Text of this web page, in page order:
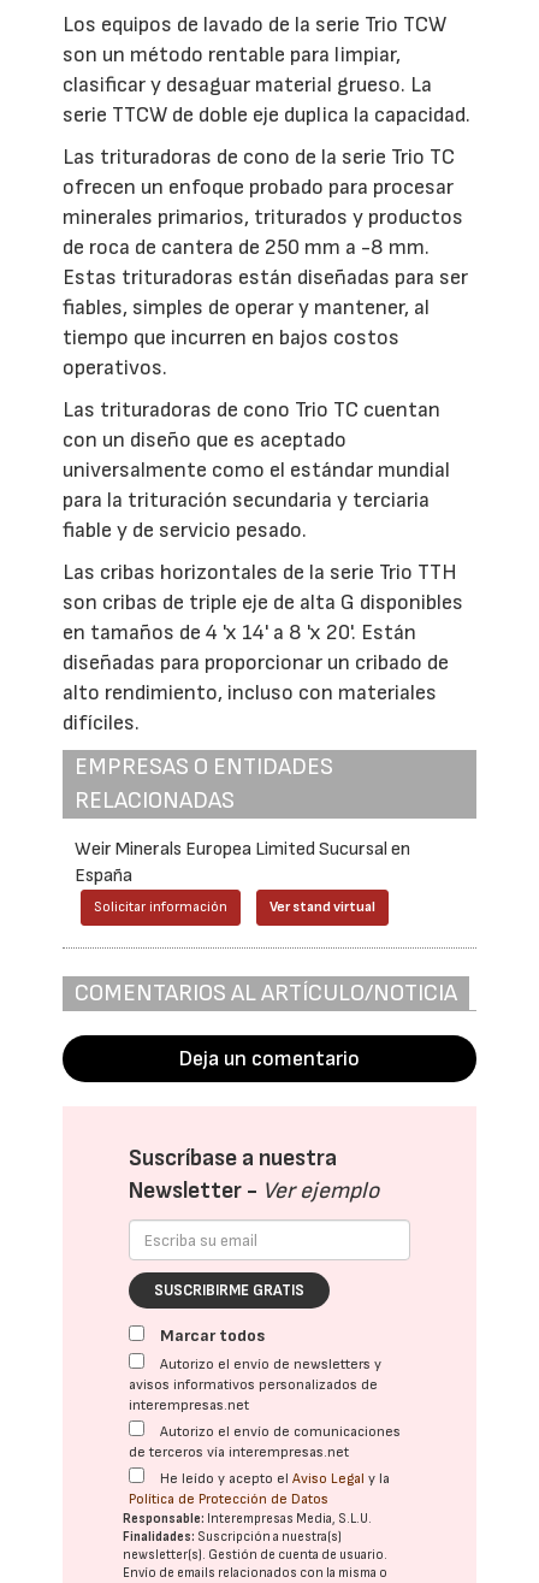
Los equipos de lavado de la serie Trio TCW
son un método rentable para limpiar,
clasificar y desaguar material grueso. La
serie TTCW de doble eje duplica la capacidad.
Las trituradoras de cono de la serie Trio TC
ofrecen un enfoque probado para procesar
minerales primarios, triturados y productos
de roca de cantera de 250 mm a -8 mm.
Estas trituradoras están diseñadas para ser
fiables, simples de operar y mantener, al
tiempo que incurren en bajos costos
operativos.
Las trituradoras de cono Trio TC cuentan
con un diseño que es aceptado
universalmente como el estándar mundial
para la trituración secundaria y terciaria
fiable y de servicio pesado.
Las cribas horizontales de la serie Trio TTH
son cribas de triple eje de alta G disponibles
en tamaños de 4 'x 14' a 8 'x 20'. Están
diseñadas para proporcionar un cribado de
alto rendimiento, incluso con materiales
difíciles.
EMPRESAS O ENTIDADES
RELACIONADAS
Weir Minerals Europea Limited Sucursal en
España
Solicitar información Ver stand virtual
COMENTARIOS AL ARTÍCULO/NOTICIA
Deja un comentario
Suscríbase a nuestra
Newsletter - Ver ejemplo
SUSCRIBIRME GRATIS
Marcar todos
Autorizo el envío de newsletters y
avisos informativos personalizados de
interempresas.net
Autorizo el envío de comunicaciones
de terceros vía interempresas.net
He leído y acepto elAviso Legal y la
Política de Protección de Datos
Responsable: Interempresas Media, S.L.U.
Finalidades: Suscripción a nuestra(s)
newsletter(s). Gestión de cuenta de usuario.
Envío de emails relacionados con la misma o